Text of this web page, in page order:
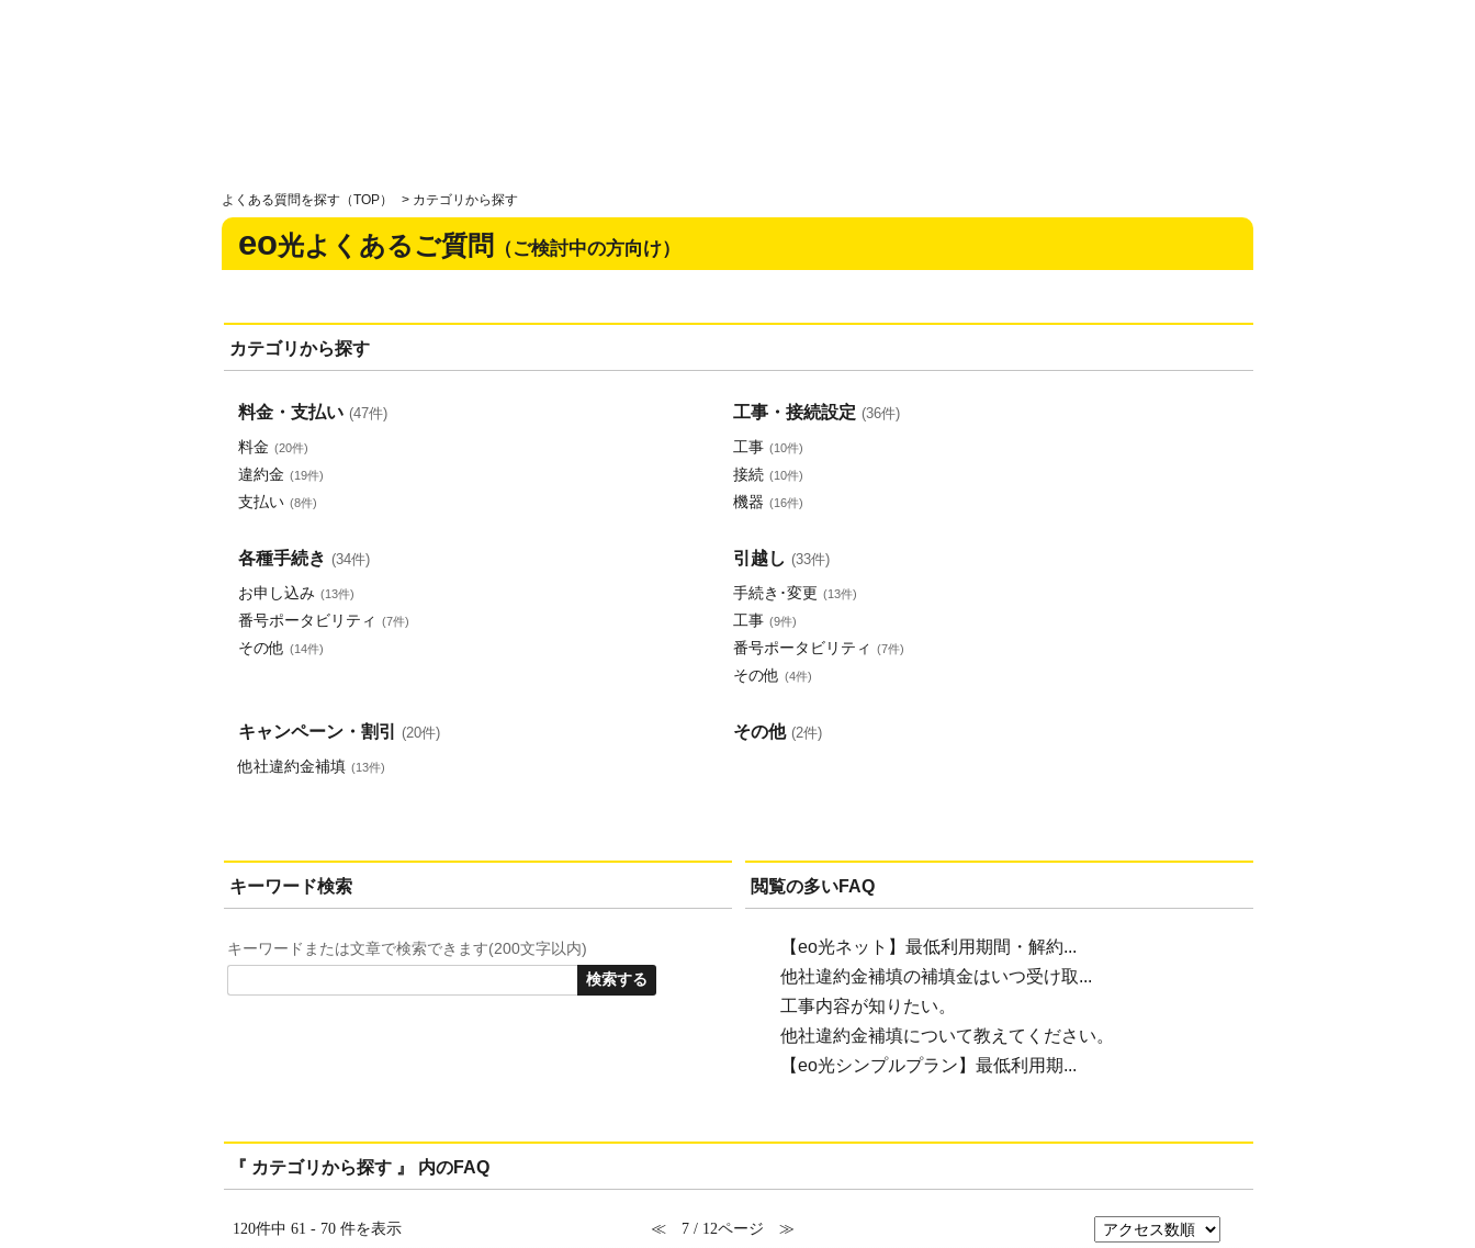
よくある質問を探す（TOP） > カテゴリから探す
eo光よくあるご質問 （ご検討中の方向け）
カテゴリから探す
料金・支払い (47件)
料金 (20件)
違約金 (19件)
支払い (8件)
工事・接続設定 (36件)
工事 (10件)
接続 (10件)
機器 (16件)
各種手続き (34件)
お申し込み (13件)
番号ポータビリティ (7件)
その他 (14件)
引越し (33件)
手続き･変更 (13件)
工事 (9件)
番号ポータビリティ (7件)
その他 (4件)
キャンペーン・割引 (20件)
他社違約金補填 (13件)
その他 (2件)
キーワード検索
キーワードまたは文章で検索できます(200文字以内)
閲覧の多いFAQ
【eo光ネット】最低利用期間・解約...
他社違約金補填の補填金はいつ受け取...
工事内容が知りたい。
他社違約金補填について教えてください。
【eo光シンプルプラン】最低利用期...
『 カテゴリから探す 』 内のFAQ
120件中 61 - 70 件を表示 ≪ 7 / 12ページ ≫